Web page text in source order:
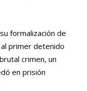
formalización de
primer detenido
crimen, un
en prisión